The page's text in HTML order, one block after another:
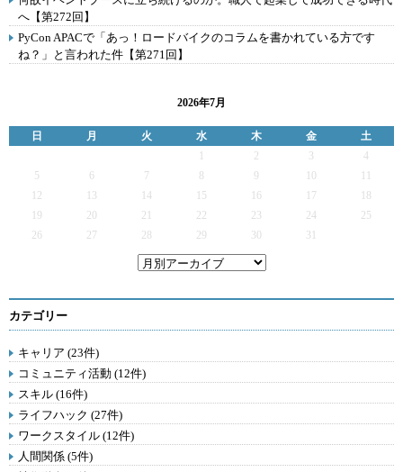
へ【第272回】
PyCon APACで「あっ！ロードバイクのコラムを書かれている方です
ね？」と言われた件【第271回】
2026年7月
日 月 火 水 木 金
土
2 3
4
5
6 7 9
12
13 14 15 16 17
19
20 21 22 23 24
25
26
27 28 29 30 31
カテゴリー
キャリア (23件)
コミュニティ活動 (12件)
スキル (16件)
ライフハック (27件)
ワークスタイル (12件)
人間関係 (5件)